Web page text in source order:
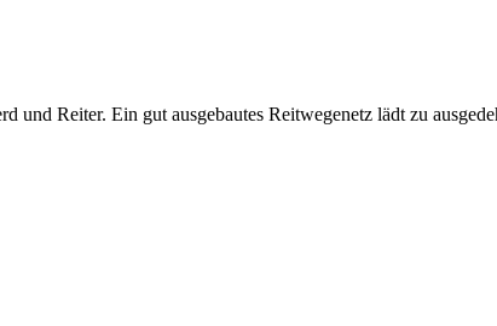
Reiter. Ein gut ausgebautes Reitwegenetz lädt zu